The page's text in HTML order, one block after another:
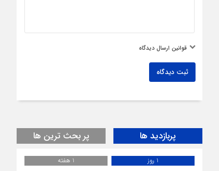
قوانین ارسال دیدگاه
ثبت دیدگاه
پربازدید ها پر بحث ترین ها
1 روز
1 هفته